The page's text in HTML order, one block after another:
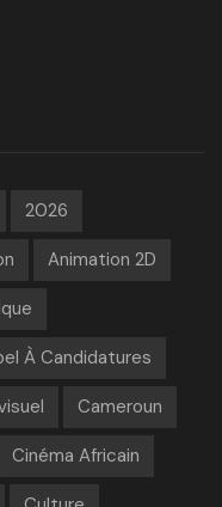
2026
Animation 2D
À Candidatures
Cameroun
Cinéma Africain